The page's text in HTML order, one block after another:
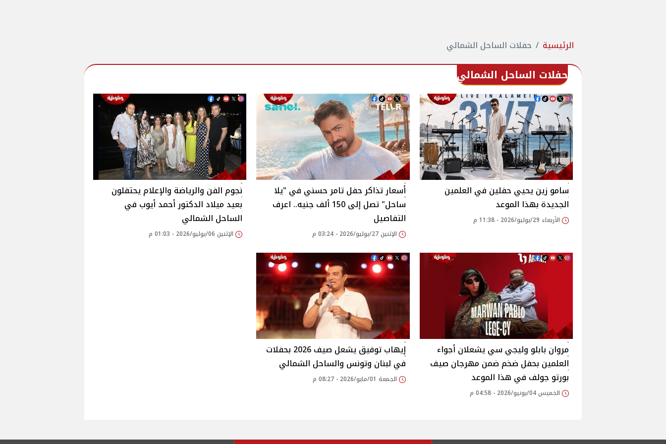
الرئيسية حفلات الساحل الشمالي
حفلات الساحل الشمالي
سامو زين يحيي حفلين في العلمين
الجديدة بهذا الموعد
الأربعاء 29/يوليو/2026 - 11:38 م
أسعار تذاكر حفل تامر حسني في "يلا
ساحل" تصل إلى 150 ألف جنيه.. اعرف
التفاصيل
الإثنين 27/يوليو/2026 - 03:24 م
نجوم الفن والرياضة والإعلام يحتفلون
بعيد ميلاد الدكتور أحمد أيوب في
الساحل الشمالي
الإثنين 06/يوليو/2026 - 01:03 م
مروان بابلو وليجي سي يشعلان أجواء
العلمين بحفل ضخم ضمن مهرجان صيف
بورتو جولف في هذا الموعد
الخميس 04/يونيو/2026 - 04:58 م
إيهاب توفيق يشعل صيف 2026 بحفلات
في لبنان وتونس والساحل الشمالي
الجمعة 01/مايو/2026 - 08:27 م